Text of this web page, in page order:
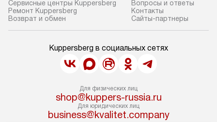
Сервисные центры Kuppersberg
Ремонт Kuppersberg
Возврат и обмен
Вопросы и ответы
Контакты
Сайты-партнеры
Kuppersberg в социальных сетях
Для физических лиц
shop@kuppers-russia.ru
Для юридических лиц
business@kvalitet.company